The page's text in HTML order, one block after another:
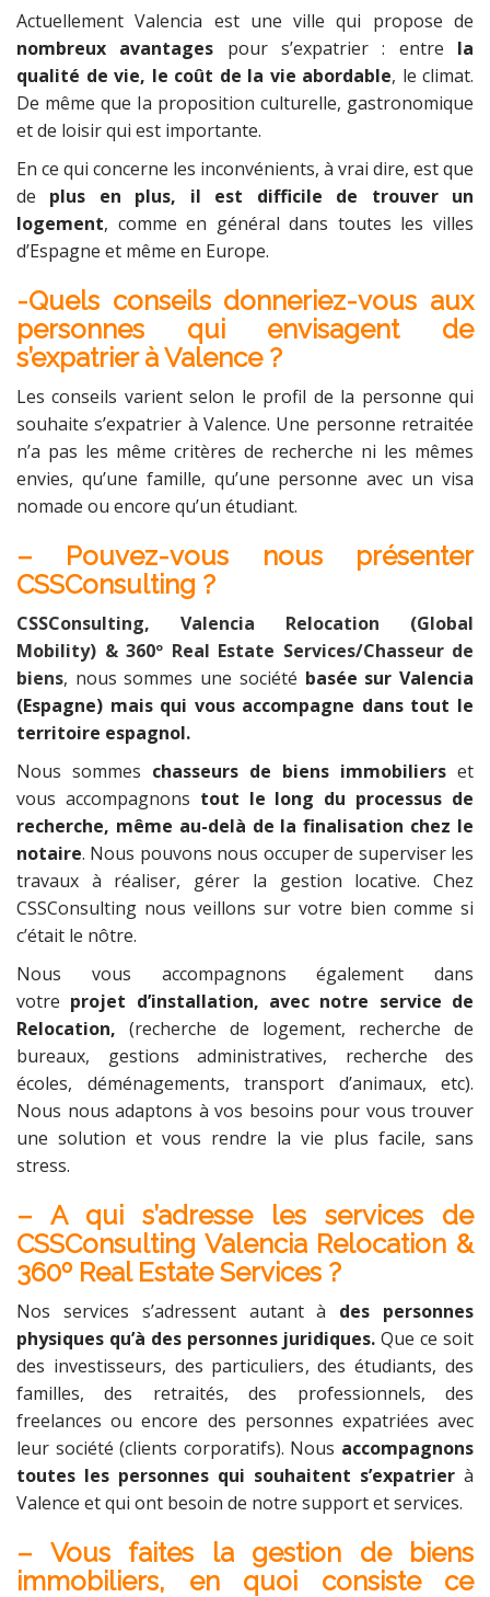
Actuellement Valencia est une ville qui propose de
nombreux avantages pour s’expatrier : entre la
qualité de vie, le coût de la vie abordable, le climat.
De même que la proposition culturelle, gastronomique
et de loisir qui est importante.
En ce qui concerne les inconvénients, à vrai dire, est que
de plus en plus, il est difficile de trouver un
logement, comme en général dans toutes les villes
d’Espagne et même en Europe.
-Quels conseils donneriez-vous aux
personnes qui envisagent de
s’expatrier à Valence ?
Les conseils varient selon le profil de la personne qui
souhaite s’expatrier à Valence. Une personne retraitée
n’a pas les même critères de recherche ni les mêmes
envies, qu’une famille, qu’une personne avec un visa
nomade ou encore qu’un étudiant.
– Pouvez-vous nous présenter
CSSConsulting ?
CSSConsulting, Valencia Relocation (Global
Mobility) & 360º Real Estate Services/Chasseur de
biens, nous sommes une société basée sur Valencia
(Espagne) mais qui vous accompagne dans tout le
territoire espagnol.
Nous sommes chasseurs de biens immobiliers et
vous accompagnons tout le long du processus de
recherche, même au-delà de la finalisation chez le
notaire. Nous pouvons nous occuper de superviser les
travaux à réaliser, gérer la gestion locative. Chez
CSSConsulting nous veillons sur votre bien comme si
c’était le nôtre.
Nous vous accompagnons également dans
votre projet d’installation, avec notre service de
Relocation, (recherche de logement, recherche de
bureaux, gestions administratives, recherche des
écoles, déménagements, transport d’animaux, etc).
Nous nous adaptons à vos besoins pour vous trouver
une solution et vous rendre la vie plus facile, sans
stress.
– A qui s’adresse les services de
CSSConsulting Valencia Relocation &
360º Real Estate Services ?
Nos services s’adressent autant à des personnes
physiques qu’à des personnes juridiques. Que ce soit
des investisseurs, des particuliers, des étudiants, des
familles, des retraités, des professionnels, des
freelances ou encore des personnes expatriées avec
leur société (clients corporatifs). Nous accompagnons
toutes les personnes qui souhaitent s’expatrier à
Valence et qui ont besoin de notre support et services.
– Vous faites la gestion de biens
immobiliers, en quoi consiste ce